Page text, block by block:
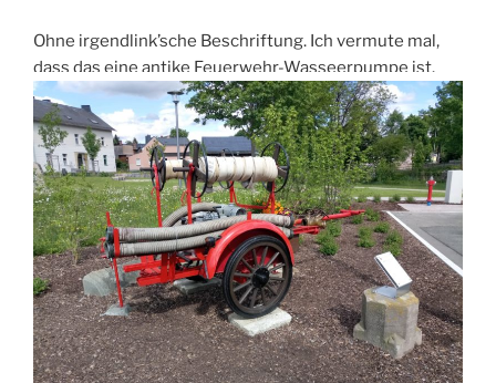
Ohne irgendlink’sche Beschriftung. Ich vermute mal,
dass das eine antike Feuerwehr-Wasseerpumpe ist.